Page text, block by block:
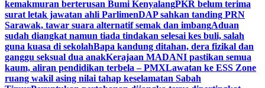
kemakmuran berterusan Bumi KenyalangPKR belum terima
surat letak jawatan ahli ParlimenDAP sahkan tanding PRN
Sarawak, tawar suara alternatif semak dan imbangAduan
sudah diangkat namun tiada tindakan selesai kes buli, salah
guna kuasa di sekolahBapa kandung ditahan, dera fizikal dan
ganggu seksual dua anakKerajaan MADANI pastikan semua
kaum, aliran pendidikan terbela – PMXLawatan ke ESS Zone
ruang wakil asing nilai tahap keselamatan Sabah